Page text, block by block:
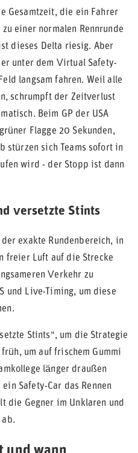
Gesamtzeit, die ein Fahrer
einer normalen Rennrunde
dieses Delta riesig. Aber
unter dem Virtual Safety-
langsam fahren. Weil alle
schrumpft der Zeitverlust
Beim GP der USA
Flagge 20 Sekunden,
stürzen sich Teams sofort in
wird - der Stopp ist dann
versetzte Stints
exakte Rundenbereich, in
freier Luft auf die Strecke
Verkehr zu
und Live-Timing, um diese
Stints", um die Strategie
um auf frischem Gummi
länger draußen
Safety-Car das Rennen
die Gegner im Unklaren und
ab.